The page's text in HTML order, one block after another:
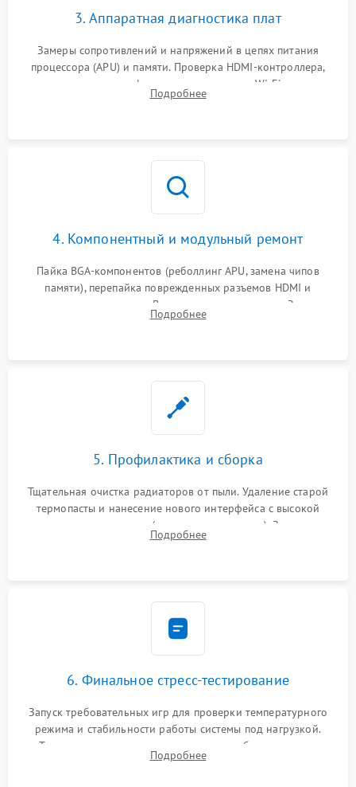
3. Аппаратная диагностика плат
Замеры сопротивлений и напряжений в цепях питания
процессора (APU) и памяти. Проверка HDMI-контроллера,
микросхем флеш-памяти и модуля Wi-Fi
Подробнее
4. Компонентный и модульный ремонт
Пайка BGA-компонентов (реболлинг APU, замена чипов
памяти), перепайка поврежденных разъемов HDMI и
контроллеров питания. Восстановление дорожек. Замена
неисправного жесткого диска, SSD или лазерной головки
Подробнее
5. Профилактика и сборка
Тщательная очистка радиаторов от пыли. Удаление старой
термопасты и нанесение нового интерфейса с высокой
теплопроводностью (или жидкого металла). Замена
термопрокладок. Аккуратная сборка консоли и подключение
Подробнее
6. Финальное стресс-тестирование
Запуск требовательных игр для проверки температурного
режима и стабильности работы системы под нагрузкой.
Тестирование привода, синхронизации беспроводных
геймпадов, выхода в сеть и выдачи изображения без
Подробнее